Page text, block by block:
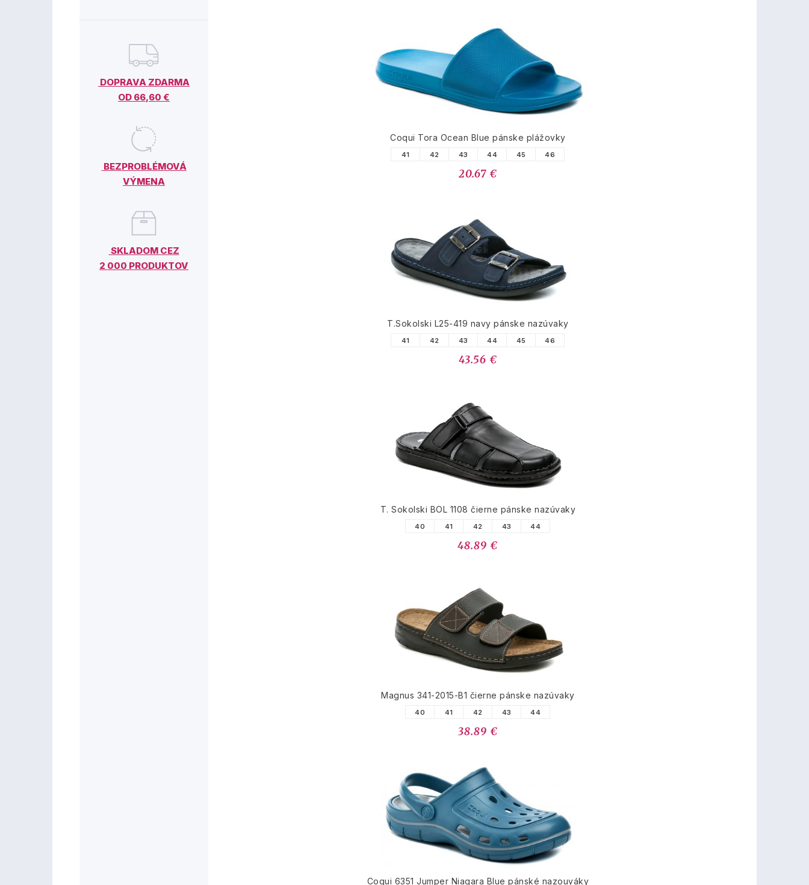
DOPRAVA ZDARMA
OD 66,60 €
BEZPROBLÉMOVÁ
VÝMENA
SKLADOM CEZ
2 000 PRODUKTOV
Coqui Tora Ocean Blue pánske plážovky
41 42 43 44 45 46
20.67 €
T.Sokolski L25-419 navy pánske nazúvaky
41 42 43 44 45 46
43.56 €
T. Sokolski BOL 1108 čierne pánske nazúvaky
40 41 42 43 44
48.89 €
Magnus 341-2015-B1 čierne pánske nazúvaky
40 41 42 43 44
38.89 €
Coqui 6351 Jumper Niagara Blue pánské nazouváky